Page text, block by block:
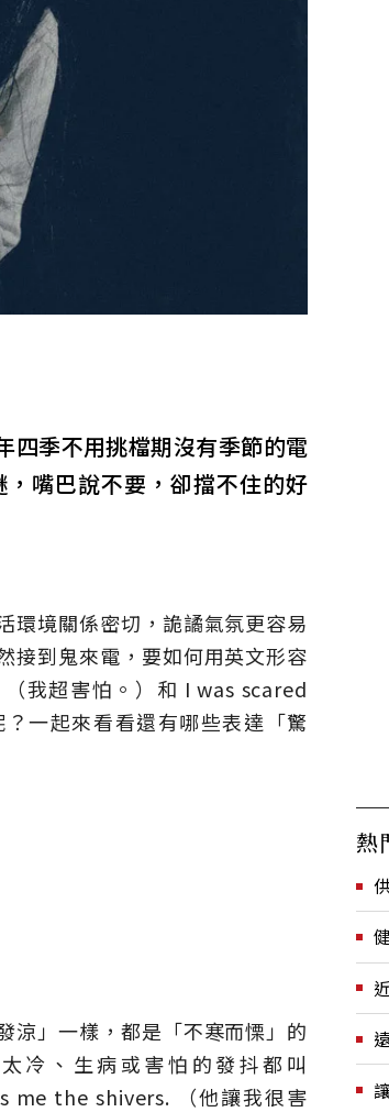
四季不用挑檔期沒有季節的電
嘴巴說不要，卻擋不住的好
環境關係密切，詭譎氣氛更容易
接到鬼來電，要如何用英文形容
我超害怕。）和 I was scared
一起來看看還有哪些表達「驚
涼」一樣，都是「不寒而慄」的
冷、生病或害怕的發抖都叫
me the shivers. （他讓我很害
熱